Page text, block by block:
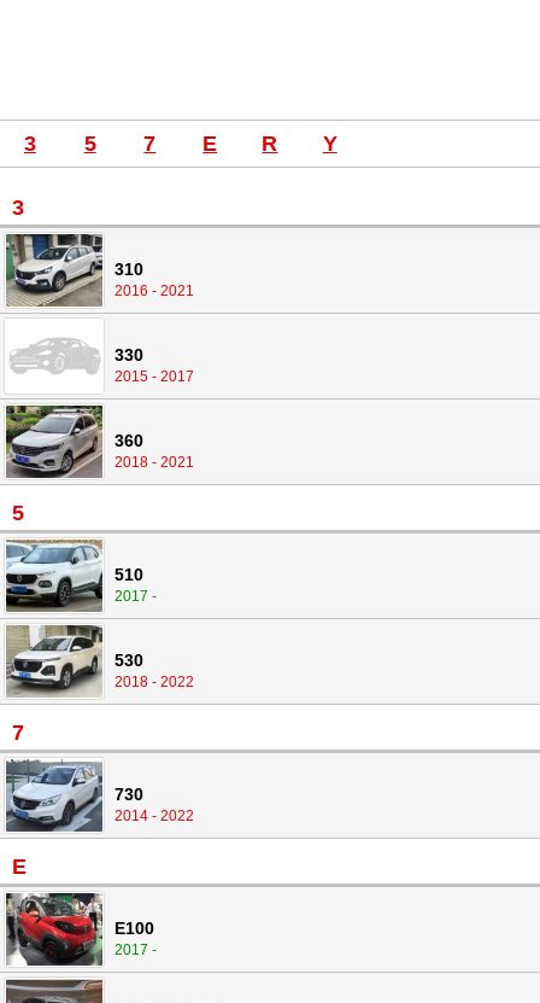
3 5 7 E R Y
3
310
2016 - 2021
330
2015 - 2017
360
2018 - 2021
5
510
2017 -
530
2018 - 2022
7
730
2014 - 2022
E
E100
2017 -